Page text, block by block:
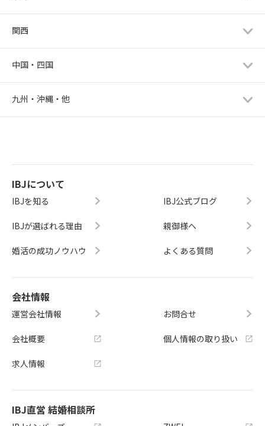
関西
中国・四国
九州・沖縄・他
IBJについて
IBJを知る
IBJが選ばれる理由
婚活の成功ノウハウ
IBJ公式ブログ
親御様へ
よくある質問
会社情報
運営会社情報
会社概要
求人情報
お問合せ
個人情報の取り扱い
IBJ直営 結婚相談所